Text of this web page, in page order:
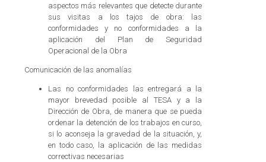
aspectos más relevantes que detecte durante
sus visitas a los tajos de obra: las
conformidades y no conformidades a la
aplicación del Plan de Seguridad
Operacional de la Obra
Comunicación de las anomalías
Las no conformidades las entregará a la
mayor brevedad posible al TESA y a la
Dirección de Obra, de manera que se pueda
ordenar la detención de los trabajos en curso,
si lo aconseja la gravedad de la situación, y,
en todo caso, la aplicación de las medidas
correctivas necesarias